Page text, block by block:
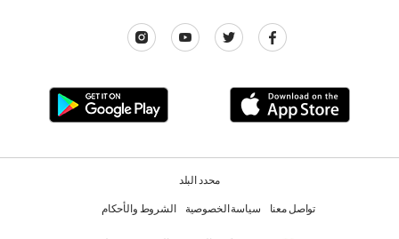
محدد البلد
تواصل معنا سياسة الخصوصية الشروط والأحكام